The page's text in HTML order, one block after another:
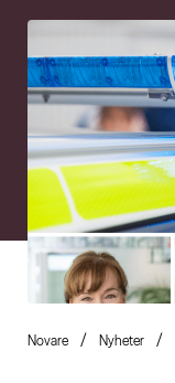
Novare Nyheter